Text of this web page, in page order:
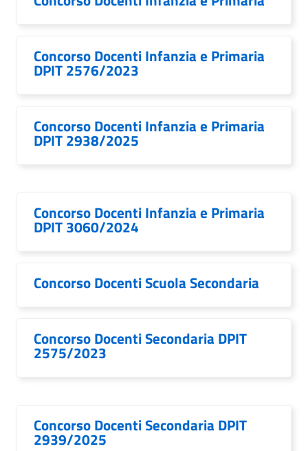
Concorso Docenti Infanzia e Primaria
DPIT 2576/2023
Concorso Docenti Infanzia e Primaria
DPIT 2938/2025
Concorso Docenti Infanzia e Primaria
DPIT 3060/2024
Concorso Docenti Scuola Secondaria
Concorso Docenti Secondaria DPIT
2575/2023
Concorso Docenti Secondaria DPIT
2939/2025